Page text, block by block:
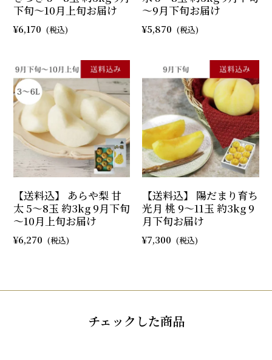
下旬～10月上旬お届け
6,170
～9月下旬お届け
5,870
【送料込】 あらや梨 甘
太 5～8玉 約3kg 9月下旬
～10月上旬お届け
6,270
【送料込】 陽だまり育ち
光月 桃 9～11玉 約3kg 9
月下旬お届け
7,300
チェックした商品